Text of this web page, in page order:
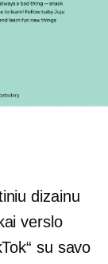
dizainu
verslo
su savo